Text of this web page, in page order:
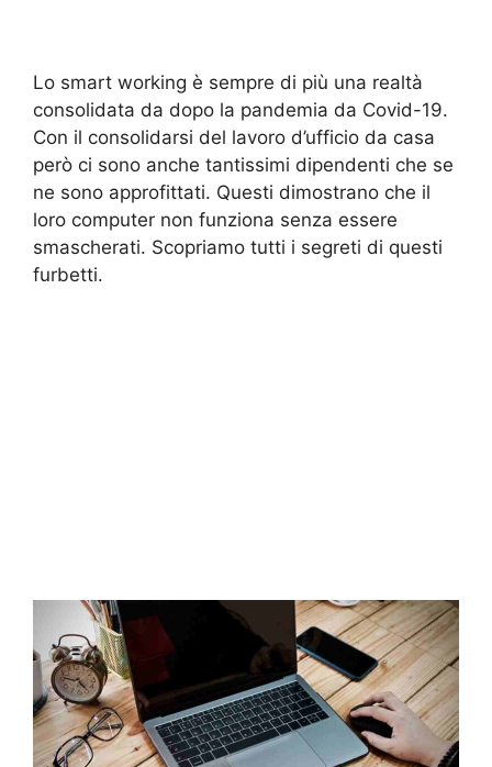
Lo smart working è sempre di più una realtà
consolidata da dopo la pandemia da Covid-19.
Con il consolidarsi del lavoro d’ufficio da casa
però ci sono anche tantissimi dipendenti che se
ne sono approfittati. Questi dimostrano che il
loro computer non funziona senza essere
smascherati. Scopriamo tutti i segreti di questi
furbetti.